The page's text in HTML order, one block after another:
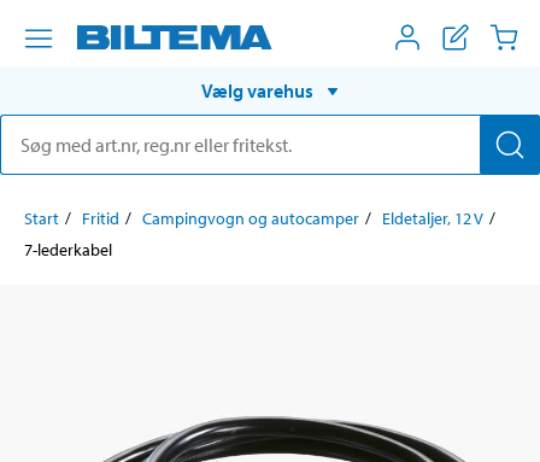
Vælg varehus
Start Fritid Campingvogn og autocamper
Eldetaljer, 12 V
7-lederkabel